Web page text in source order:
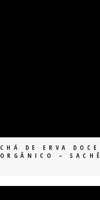
CHÁ DE ERVA DOCE
ORGÂNICO – SACHÊ